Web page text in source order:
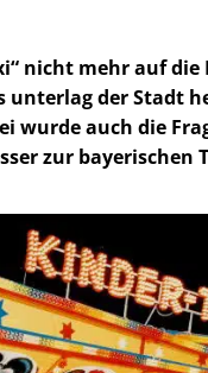
nicht mehr auf die
unterlag der Stadt
wurde auch die
zur bayerischen